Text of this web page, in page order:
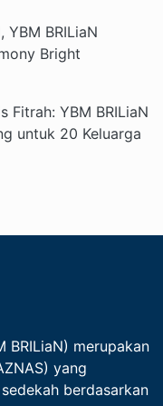
YBM BRILiaN
Bright
Fitrah: YBM BRILiaN
untuk 20 Keluarga
BRILiaN) merupakan
yang
berdasarkan